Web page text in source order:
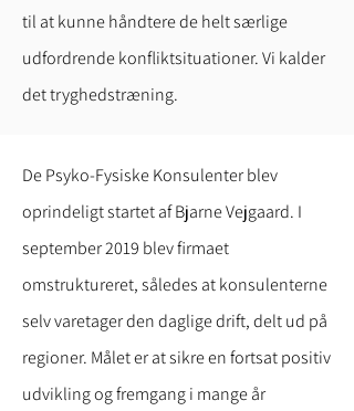
til at kunne håndtere de helt særlige
udfordrende konfliktsituationer. Vi kalder
det tryghedstræning.
De Psyko-Fysiske Konsulenter blev
oprindeligt startet af Bjarne Vejgaard. I
september 2019 blev firmaet
omstruktureret, således at konsulenterne
selv varetager den daglige drift, delt ud på
regioner. Målet er at sikre en fortsat positiv
udvikling og fremgang i mange år